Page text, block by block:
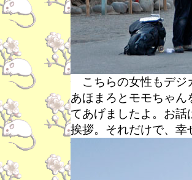
こちらの女性もデジ
あほまろとモモちゃん
てあげましたよ。お話
挨拶。それだけで、幸